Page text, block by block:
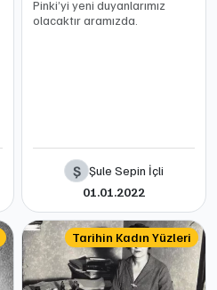
Pinki’yi yeni duyanlarımız
olacaktır aramızda.
Ş Şule Sepin İçli
01.01.2022
Tarihin Kadın Yüzleri